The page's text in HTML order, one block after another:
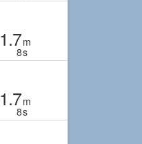
1.7m
8s
1.7m
8s